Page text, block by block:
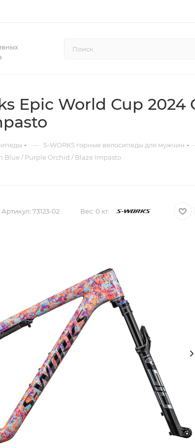
Epic World Cup 2024
— S-WORKS горные велосипеды для мужчин
Blue / Purple Orchid / Blaze Impasto
Артикул: 73123-02 Вес: 0 кг.